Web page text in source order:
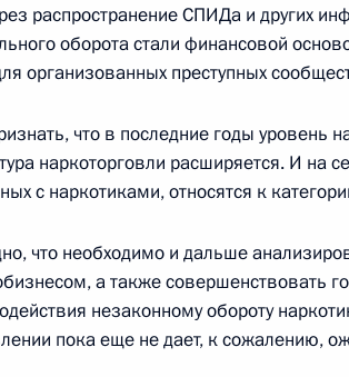
рабочей встречи с Министром
2004 года, 16:01 Москва, Кремль
встречи с Генеральным секретарем
Схеффером
2004 года, 16:00 Москва, Кремль
распространение СПИДа и других
оборота стали финансовой
организованных преступных
что в последние годы уровень
наркоторговли расширяется. И на
с наркотиками, относятся к
что необходимо и дальше
а также совершенствовать
незаконному обороту
пока еще не дает, к сожалению,